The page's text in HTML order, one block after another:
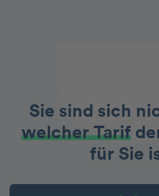
Sie sind sich
welcher Tarif
für Sie